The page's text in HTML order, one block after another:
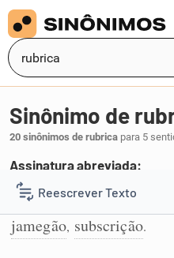
Reescrever Texto
Resumir Texto
Sinônimo de
20 sinônimos de rubrica para 5
Assinatura abreviada:
1 assinatura,
jamegão, subscrição.